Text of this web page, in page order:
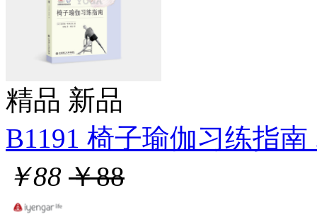
精品 新品
B1191 椅子瑜伽习练指南
￥88 ￥88